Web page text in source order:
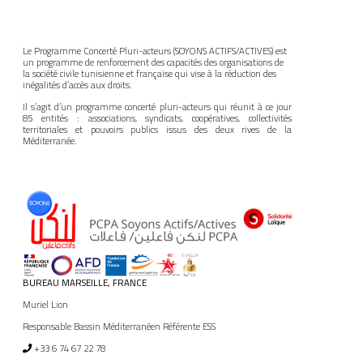
Le Programme Concerté Pluri-acteurs (SOYONS ACTIFS/ACTIVES) est
un programme de renforcement des capacités des organisations de
la société civile tunisienne et française qui vise à la réduction des
inégalités d’accès aux droits.
Il s’agit d’un programme concerté pluri-acteurs qui réunit à ce jour
85 entités : associations, syndicats, coopératives, collectivités
territoriales et pouvoirs publics issus des deux rives de la
Méditerranée.
BUREAU MARSEILLE, FRANCE
Muriel Lion
Responsable Bassin Méditerranéen Référente ESS
+33 6 74 67 22 78